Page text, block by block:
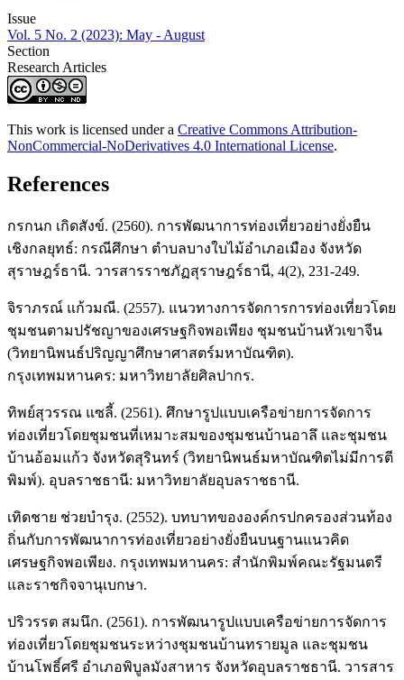
Issue
Vol. 5 No. 2 (2023): May - August
Section
Research Articles
This work is licensed under a Creative Commons Attribution-
NonCommercial-NoDerivatives 4.0 International License.
References
กรกนก เกิดสังข์. (2560). การพัฒนาการท่องเที่ยวอย่างยั่งยืน
เชิงกลยุทธ์: กรณีศึกษา ตำบลบางใบไม้อำเภอเมือง จังหวัด
สุราษฎร์ธานี. วารสารราชภัฏสุราษฎร์ธานี, 4(2), 231-249.
จิราภรณ์ แก้วมณี. (2557). แนวทางการจัดการการท่องเที่ยวโดย
ชุมชนตามปรัชญาของเศรษฐกิจพอเพียง ชุมชนบ้านหัวเขาจีน
(วิทยานิพนธ์ปริญญาศึกษาศาสตร์มหาบัณฑิต).
กรุงเทพมหานคร: มหาวิทยาลัยศิลปากร.
ทิพย์สุวรรณ แซลี้. (2561). ศึกษารูปแบบเครือข่ายการจัดการ
ท่องเที่ยวโดยชุมชนที่เหมาะสมของชุมชนบ้านอาลึ และชุมชน
บ้านอ้อมแก้ว จังหวัดสุรินทร์ (วิทยานิพนธ์มหาบัณฑิตไม่มีการตี
พิมพ์). อุบลราชธานี: มหาวิทยาลัยอุบลราชธานี.
เทิดชาย ช่วยบำรุง. (2552). บทบาทขององค์กรปกครองส่วนท้อง
ถิ่นกับการพัฒนาการท่องเที่ยวอย่างยั่งยืนบนฐานแนวคิด
เศรษฐกิจพอเพียง. กรุงเทพมหานคร: สำนักพิมพ์คณะรัฐมนตรี
และราชกิจจานุเบกษา.
ปริวรรต สมนึก. (2561). การพัฒนารูปแบบเครือข่ายการจัดการ
ท่องเที่ยวโดยชุมชนระหว่างชุมชนบ้านทรายมูล และชุมชน
บ้านโพธิ์ศรี อำเภอพิบูลมังสาหาร จังหวัดอุบลราชธานี. วารสาร